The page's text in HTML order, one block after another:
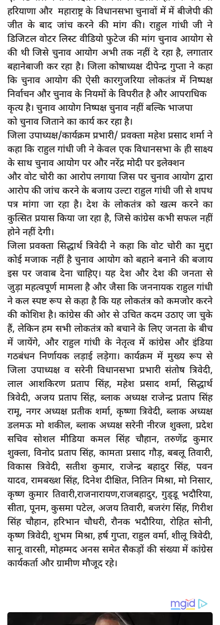
हरियाणा और महाराष्ट्र के विधानसभा चुनावों में में बीजेपी की
जीत के बाद जांच करने की मांग की। राहुल गांधी जी ने
डिजिटल वोटर लिस्ट वीडियो फुटेज की मांग चुनाव आयोग से
की थी जिसे चुनाव आयोग अभी तक नहीं दे रहा है, लगातार
बहानेबाजी कर रहा है। जिला कोषाध्यक्ष दीपेन्द्र गुप्ता ने कहा
कि चुनाव आयोग की ऐसी कारगुजरिया लोकतंत्र में निष्पक्ष
निर्वाचन और चुनाव के नियमों के विपरीत है और आपराधिक
कृत्य है। चुनाव आयोग निष्पक्ष चुनाव नहीं बल्कि भाजपा
को चुनाव जिताने का कार्य कर रहा है।
जिला उपाध्यक्ष/कार्यक्रम प्रभारी/ प्रवक्ता महेश प्रसाद शर्मा ने
कहा कि राहुल गांधी जी ने केवल एक विधानसभा के ही साक्ष्य
के साथ चुनाव आयोग पर और नरेंद्र मोदी पर इलेक्शन
और वोट चोरी का आरोप लगाया जिस पर चुनाव आयोग द्वारा
आरोप की जांच करने के बजाय उल्टा राहुल गांधी जी से शपथ
पत्र मांगा जा रहा है। देश के लोकतंत्र को खत्म करने का
कुत्सित प्रयास किया जा रहा है, जिसे कांग्रेस कभी सफल नहीं
होने नहीं देगी।
जिला प्रवक्ता सिद्धार्थ त्रिवेदी ने कहा कि वोट चोरी का मुद्दा
कोई मजाक नहीं है चुनाव आयोग को बहाने बनाने की बजाय
इस पर जवाब देना चाहिए। यह देश और देश की जनता से
जुड़ा महत्वपूर्ण मामला है और जैसा कि जननायक राहुल गांधी
ने कल स्पष्ट रूप से कहा है कि यह लोकतंत्र को कमजोर करने
की कोशिश है। कांग्रेस की ओर से उचित कदम उठाए जा चुके
हैं, लेकिन हम सभी लोकतंत्र को बचाने के लिए जनता के बीच
में जायेंगे, और राहुल गांधी के नेतृत्व में कांग्रेस और इंडिया
गठबंधन निर्णायक लड़ाई लड़ेगा। कार्यक्रम में मुख्य रूप से
जिला उपाध्यक्ष व सरेनी विधानसभा प्रभारी संतोष त्रिवेदी,
लाल आशकिरण प्रताप सिंह, महेश प्रसाद शर्मा, सिद्धार्थ
त्रिवेदी, अजय प्रताप सिंह, ब्लाक अध्यक्ष राजेन्द्र प्रताप सिंह
रामू, नगर अध्यक्ष प्रतीक शर्मा, कृष्णा त्रिवेदी, ब्लाक अध्यक्ष
डलमऊ मो शकील, ब्लाक अध्यक्ष सरेनी नीरज शुक्ला, प्रदेश
सचिव सोशल मीडिया कमल सिंह चौहान, तरुणेंद्र कुमार
शुक्ला, विनोद प्रताप सिंह, कामता प्रसाद गौड़, बबलू तिवारी,
विकास त्रिवेदी, सतीश कुमार, राजेन्द्र बहादुर सिंह, पवन
यादव, रामबख्श सिंह, दिनेश दीक्षित, नितिन मिश्रा, मो निसार,
कृष्ण कुमार तिवारी,राजनारायण,राजबहादुर, गुड्डू भदौरिया,
सीता, पूनम, कुसमा पटेल, अजय तिवारी, बजरंग सिंह, गिरीश
सिंह चौहान, हरिभान चौधरी, रौनक भदौरिया, रोहित सोनी,
कृष्ण त्रिवेदी, शुभम मिश्रा, हर्ष गुप्ता, राहुल वर्मा, शीलू त्रिवेदी,
सानू वारसी, मोहम्मद अनस समेत सैकड़ों की संख्या में कांग्रेस
कार्यकर्ता और ग्रामीण मौजूद रहे।